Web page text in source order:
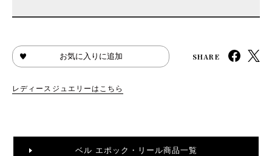
お気に入りに追加 SHARE
レディースジュエリーはこちら
ベル エポック・リール商品一覧